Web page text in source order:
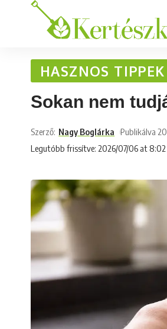
HASZNOS TIPPEK
Sokan nem
Legutóbb frissítve: 2026/07/06 at 8:02
Szerző: Nagy Boglárka Publikálva